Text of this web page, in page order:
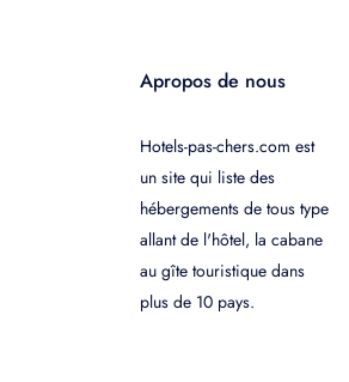
Apropos de nous
Hotels-pas-chers.com est
un site qui liste des
hébergements de tous type
allant de l'hôtel, la cabane
au gîte touristique dans
plus de 10 pays.